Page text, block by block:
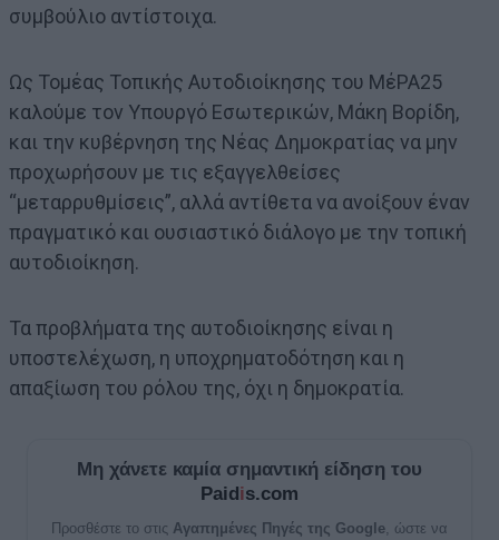
συμβούλιο αντίστοιχα.
Ως Τομέας Τοπικής Αυτοδιοίκησης του ΜέΡΑ25
καλούμε τον Υπουργό Εσωτερικών, Μάκη Βορίδη,
και την κυβέρνηση της Νέας Δημοκρατίας να μην
προχωρήσουν με τις εξαγγελθείσες
“μεταρρυθμίσεις”, αλλά αντίθετα να ανοίξουν έναν
πραγματικό και ουσιαστικό διάλογο με την τοπική
αυτοδιοίκηση.
Τα προβλήματα της αυτοδιοίκησης είναι η
υποστελέχωση, η υποχρηματοδότηση και η
απαξίωση του ρόλου της, όχι η δημοκρατία.
Μη χάνετε καμία σημαντική είδηση του
Paidis.com
Προσθέστε το στις Αγαπημένες Πηγές της Google , ώστε να